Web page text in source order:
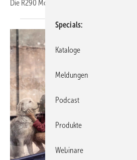
Die R290 Monobloc besticht durch
Specials
Kataloge
Meldungen
Podcast
Produkte
Webinare